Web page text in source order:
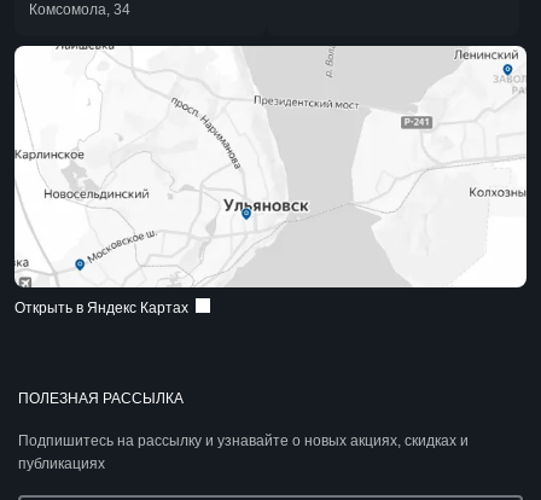
ПОЛЕЗНАЯ РАССЫЛКА
Подпишитесь на рассылку и узнавайте о новых акциях, скидках и
публикациях
Комсомола, 34
Открыть в Яндекс Картах